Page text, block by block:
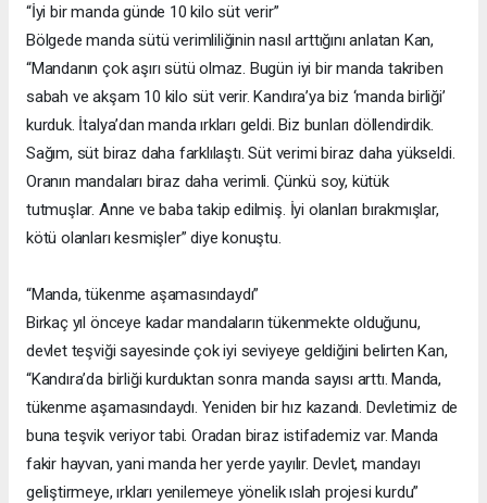
“İyi bir manda günde 10 kilo süt verir”
Bölgede manda sütü verimliliğinin nasıl arttığını anlatan Kan,
“Mandanın çok aşırı sütü olmaz. Bugün iyi bir manda takriben
sabah ve akşam 10 kilo süt verir. Kandıra’ya biz ‘manda birliği’
kurduk. İtalya’dan manda ırkları geldi. Biz bunları döllendirdik.
Sağım, süt biraz daha farklılaştı. Süt verimi biraz daha yükseldi.
Oranın mandaları biraz daha verimli. Çünkü soy, kütük
tutmuşlar. Anne ve baba takip edilmiş. İyi olanları bırakmışlar,
kötü olanları kesmişler” diye konuştu.
“Manda, tükenme aşamasındaydı”
Birkaç yıl önceye kadar mandaların tükenmekte olduğunu,
devlet teşviği sayesinde çok iyi seviyeye geldiğini belirten Kan,
“Kandıra’da birliği kurduktan sonra manda sayısı arttı. Manda,
tükenme aşamasındaydı. Yeniden bir hız kazandı. Devletimiz de
buna teşvik veriyor tabi. Oradan biraz istifademiz var. Manda
fakir hayvan, yani manda her yerde yayılır. Devlet, mandayı
geliştirmeye, ırkları yenilemeye yönelik ıslah projesi kurdu”